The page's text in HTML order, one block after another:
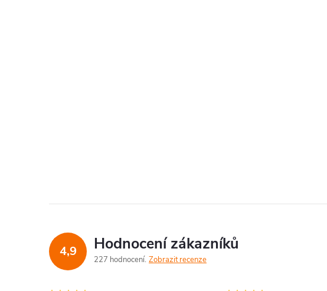
4,9 Hodnocení zákazníků
227 hodnocení Zobrazit recenze